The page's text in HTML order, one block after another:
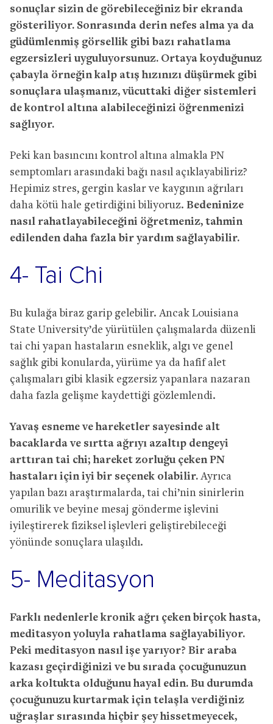
sonuçlar sizin de görebileceğiniz bir ekranda
gösteriliyor. Sonrasında derin nefes alma ya da
güdümlenmiş görsellik gibi bazı rahatlama
egzersizleri uyguluyorsunuz. Ortaya koyduğunuz
çabayla örneğin kalp atış hızınızı düşürmek gibi
sonuçlara ulaşmanız, vücuttaki diğer sistemleri
de kontrol altına alabileceğinizi öğrenmenizi
sağlıyor.
Peki kan basıncını kontrol altına almakla PN
semptomları arasındaki bağı nasıl açıklayabiliriz?
Hepimiz stres, gergin kaslar ve kaygının ağrıları
daha kötü hale getirdiğini biliyoruz. Bedeninize
nasıl rahatlayabileceğini öğretmeniz, tahmin
edilenden daha fazla bir yardım sağlayabilir.
4- Tai Chi
Bu kulağa biraz garip gelebilir. Ancak Louisiana
State University’de yürütülen çalışmalarda düzenli
tai chi yapan hastaların esneklik, algı ve genel
sağlık gibi konularda, yürüme ya da hafif alet
çalışmaları gibi klasik egzersiz yapanlara nazaran
daha fazla gelişme kaydettiği gözlemlendi.
Yavaş esneme ve hareketler sayesinde alt
bacaklarda ve sırtta ağrıyı azaltıp dengeyi
arttıran tai chi; hareket zorluğu çeken PN
hastaları için iyi bir seçenek olabilir. Ayrıca
yapılan bazı araştırmalarda, tai chi’nin sinirlerin
omurilik ve beyine mesaj gönderme işlevini
iyileştirerek fiziksel işlevleri geliştirebileceği
yönünde sonuçlara ulaşıldı.
5- Meditasyon
Farklı nedenlerle kronik ağrı çeken birçok hasta,
meditasyon yoluyla rahatlama sağlayabiliyor.
Peki meditasyon nasıl işe yarıyor? Bir araba
kazası geçirdiğinizi ve bu sırada çocuğunuzun
arka koltukta olduğunu hayal edin. Bu durumda
çocuğunuzu kurtarmak için telaşla verdiğiniz
uğraşlar sırasında hiçbir şey hissetmeyecek,